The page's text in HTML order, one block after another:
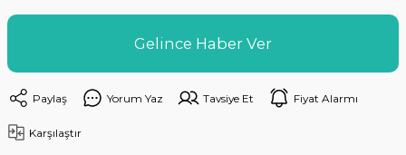
Gelince Haber Ver
Paylaş Yorum Yaz Tavsiye Et Fiyat Alarmı
Karşılaştır